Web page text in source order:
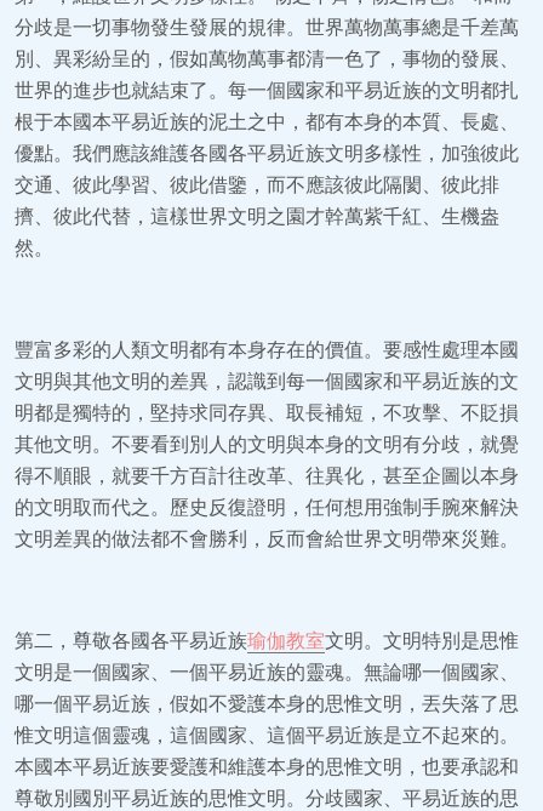
分歧是一切事物發生發展的規律。世界萬物萬事總是千差萬
別、異彩紛呈的，假如萬物萬事都清一色了，事物的發展、
世界的進步也就結束了。每一個國家和平易近族的文明都扎
根于本國本平易近族的泥土之中，都有本身的本質、長處、
優點。我們應該維護各國各平易近族文明多樣性，加強彼此
交通、彼此學習、彼此借鑒，而不應該彼此隔閡、彼此排
擠、彼此代替，這樣世界文明之園才幹萬紫千紅、生機盎
然。
豐富多彩的人類文明都有本身存在的價值。要感性處理本國
文明與其他文明的差異，認識到每一個國家和平易近族的文
明都是獨特的，堅持求同存異、取長補短，不攻擊、不貶損
其他文明。不要看到別人的文明與本身的文明有分歧，就覺
得不順眼，就要千方百計往改革、往異化，甚至企圖以本身
的文明取而代之。歷史反復證明，任何想用強制手腕來解決
文明差異的做法都不會勝利，反而會給世界文明帶來災難。
第二，尊敬各國各平易近族瑜伽教室文明。文明特別是思惟
文明是一個國家、一個平易近族的靈魂。無論哪一個國家、
哪一個平易近族，假如不愛護本身的思惟文明，丟失落了思
惟文明這個靈魂，這個國家、這個平易近族是立不起來的。
本國本平易近族要愛護和維護本身的思惟文明，也要承認和
尊敬別國別平易近族的思惟文明。分歧國家、平易近族的思